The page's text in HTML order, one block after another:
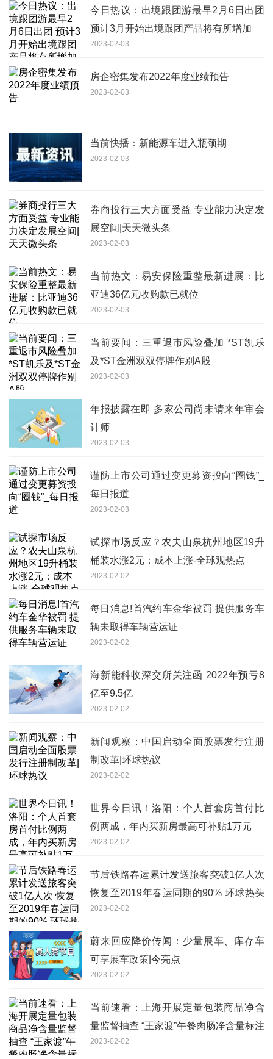
今日热议：出境跟团游最早2月6日出团
预计3月开始出境跟团产品将有所增加
2023-02-03
房企密集发布2022年度业绩预告
2023-02-03
当前快播：新能源车进入瓶颈期
2023-02-03
券商投行三大方面受益 专业能力决定发
展空间|天天微头条
2023-02-03
当前热文：易安保险重整最新进展：比
亚迪36亿元收购款已就位
2023-02-03
当前要闻：三重退市风险叠加 *ST凯乐
及*ST金洲双双停牌作别A股
2023-02-03
年报披露在即 多家公司尚未请来年审会
计师
2023-02-03
谨防上市公司通过变更募资投向“圈钱”_
每日报道
2023-02-03
试探市场反应？农夫山泉杭州地区19升
桶装水涨2元：成本上涨-全球观热点
2023-02-02
每日消息!首汽约车金华被罚 提供服务车
辆未取得车辆营运证
2023-02-02
海新能科收深交所关注函 2022年预亏8
亿至9.5亿
2023-02-02
新闻观察：中国启动全面股票发行注册
制改革|环球热议
2023-02-02
世界今日讯！洛阳：个人首套房首付比
例两成，年内买新房最高可补贴1万元
2023-02-02
节后铁路春运累计发送旅客突破1亿人次
恢复至2019年春运同期的90% 环球热头
条
2023-02-02
蔚来回应降价传闻：少量展车、库存车
可享展车政策|今亮点
2023-02-02
当前速看：上海开展定量包装商品净含
量监督抽查 “王家渡”午餐肉肠净含量标注
不合格
2023-02-02